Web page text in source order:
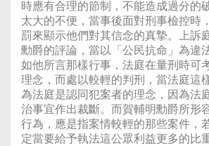
時應有合理的節制，不能造成過分的
太大的不便，當事後面對刑事檢控時
罰來顯示他們對其信念的真摯。上訴
勳爵的評論，當以「公民抗命」為違
如他所言那樣行事，法庭在量刑時可
理念，而處以較輕的判刑，當法庭這
為法庭是認同犯案者的理念，因為法
治事宜作出裁斷。而賀輔明勳爵所形
行為，應是指案情較輕的那些案件，
定當要給予執法這公眾利益更多的比重